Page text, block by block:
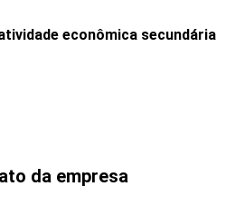
econômica secundária
da empresa